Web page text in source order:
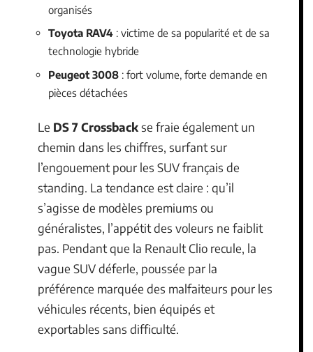
organisés
Toyota RAV4 : victime de sa popularité et de sa
technologie hybride
Peugeot 3008 : fort volume, forte demande en
pièces détachées
Le DS 7 Crossbackse fraie également un
chemin dans les chiffres, surfant sur
l’engouement pour les SUV français de
standing. La tendance est claire : qu’il
s’agisse de modèles premiums ou
généralistes, l’appétit des voleurs ne faiblit
pas. Pendant que la Renault Clio recule, la
vague SUV déferle, poussée par la
préférence marquée des malfaiteurs pour les
véhicules récents, bien équipés et
exportables sans difficulté.